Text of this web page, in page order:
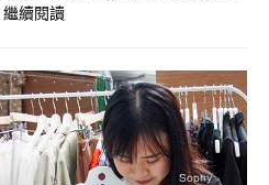
繼續閱讀